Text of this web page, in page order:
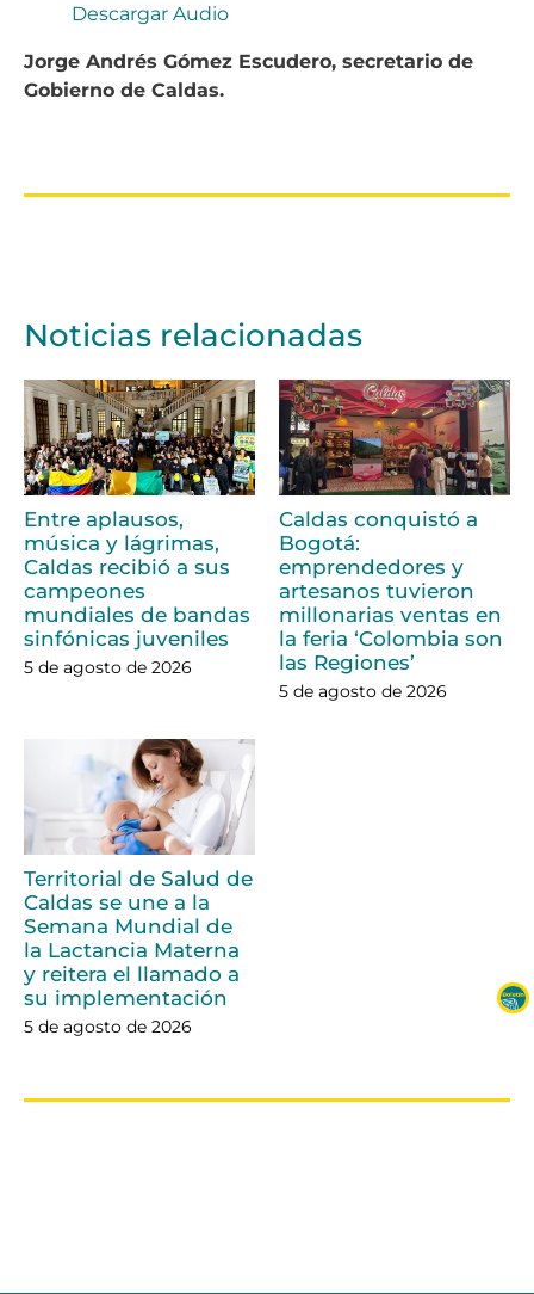
Descargar Audio
Jorge Andrés Gómez Escudero, secretario de
Gobierno de Caldas.
Noticias relacionadas
Entre aplausos,
música y lágrimas,
Caldas recibió a sus
campeones
mundiales de bandas
sinfónicas juveniles
5 de agosto de 2026
Caldas conquistó a
Bogotá:
emprendedores y
artesanos tuvieron
millonarias ventas en
la feria ‘Colombia son
las Regiones’
5 de agosto de 2026
Territorial de Salud de
Caldas se une a la
Semana Mundial de
la Lactancia Materna
y reitera el llamado a
su implementación
5 de agosto de 2026